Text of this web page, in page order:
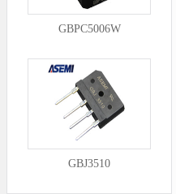
GBPC5006W
GBJ3510